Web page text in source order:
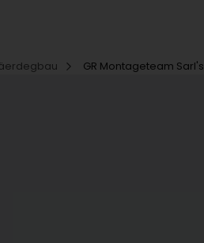
GR Montageteam Sarl's